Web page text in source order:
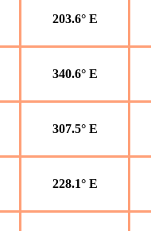
203.6° E
340.6° E
307.5° E
228.1° E